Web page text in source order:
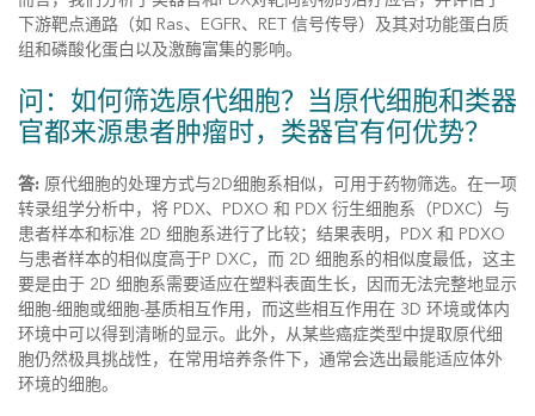
下游靶点通路（如 Ras、EGFR、RET 信号传导）及其对功能蛋白质
组和磷酸化蛋白以及激酶富集的影响。
问：如何筛选原代细胞？当原代细胞和类器
官都来源患者肿瘤时，类器官有何优势？
答: 原代细胞的处理方式与2D细胞系相似，可用于药物筛选。在一项
转录组学分析中，将 PDX、PDXO 和 PDX 衍生细胞系（PDXC）与
患者样本和标准 2D 细胞系进行了比较；结果表明，PDX 和 PDXO
与患者样本的相似度高于P DXC，而 2D 细胞系的相似度最低，这主
要是由于 2D 细胞系需要适应在塑料表面生长，因而无法完整地显示
细胞-细胞或细胞-基质相互作用，而这些相互作用在 3D 环境或体内
环境中可以得到清晰的显示。此外，从某些癌症类型中提取原代细
胞仍然极具挑战性，在常用培养条件下，通常会选出最能适应体外
环境的细胞。